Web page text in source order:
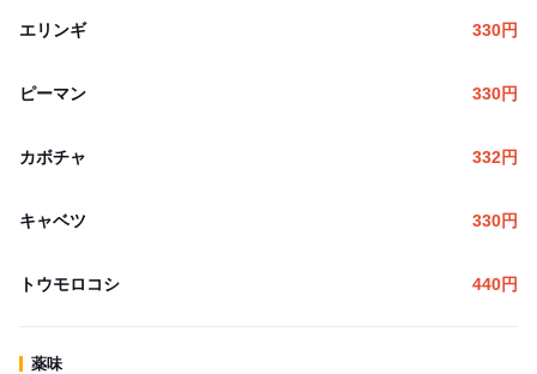
エリンギ 330円
ピーマン 330円
カボチャ 332円
キャベツ 330円
トウモロコシ 440円
薬味